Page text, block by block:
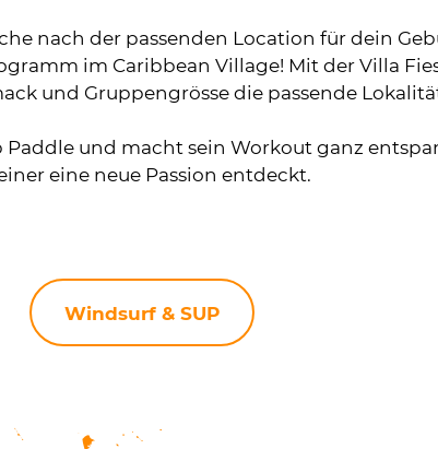
nach der passenden Location für dein
im Caribbean Village! Mit der Villa
und Gruppengrösse die passende
und macht sein Workout ganz
eine neue Passion entdeckt.
Windsurf & SUP